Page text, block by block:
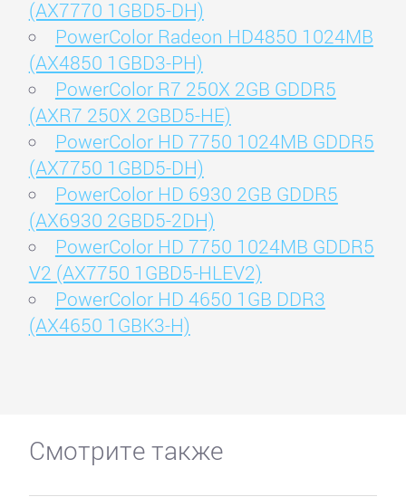
(AX7770 1GBD5-DH)
PowerColor Radeon HD4850 1024MB
(AX4850 1GBD3-PH)
PowerColor R7 250X 2GB GDDR5
(AXR7 250X 2GBD5-HE)
PowerColor HD 7750 1024MB GDDR5
(AX7750 1GBD5-DH)
PowerColor HD 6930 2GB GDDR5
(AX6930 2GBD5-2DH)
PowerColor HD 7750 1024MB GDDR5
V2 (AX7750 1GBD5-HLEV2)
PowerColor HD 4650 1GB DDR3
(AX4650 1GBK3-H)
Смотрите также